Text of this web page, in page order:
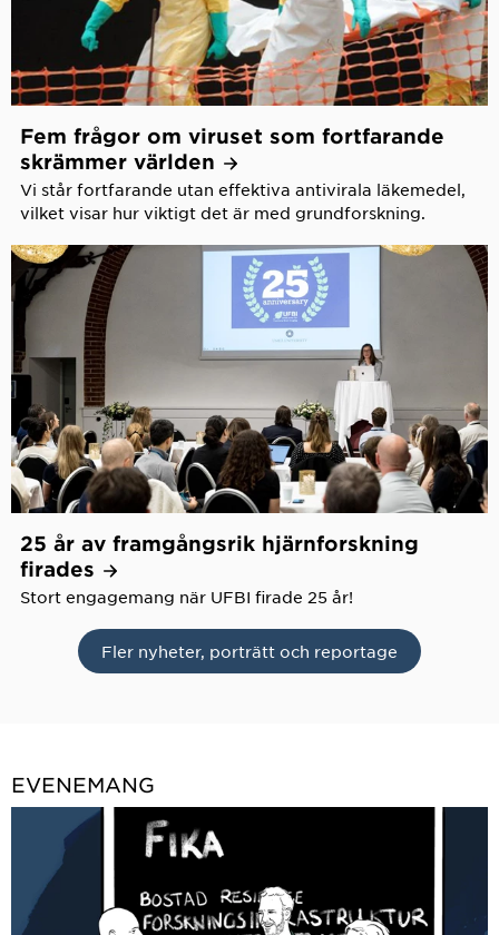
Fem frågor om viruset som fortfarande
skrämmer världen
Vi står fortfarande utan effektiva antivirala läkemedel,
vilket visar hur viktigt det är med grundforskning.
25 år av framgångsrik hjärnforskning
firades
Stort engagemang när UFBI firade 25 år!
Fler nyheter, porträtt och reportage
EVENEMANG